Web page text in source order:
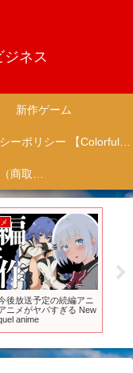
ジネス
新作ゲーム
プライバシーポリシー 【Colorful Creation】
特定商取引法に基づく表記（商取引に関する開示）
作秋
の反
新作アニメ
『パワフルプロ野球
オープニングムービ